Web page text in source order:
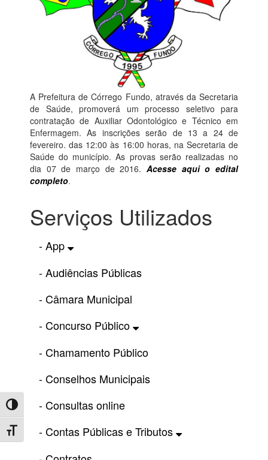
Toggle High Contrast
Toggle Font size
A Prefeitura de Córrego Fundo, através da Secretaria
de Saúde, promoverá um processo seletivo para
contratação de Auxiliar Odontológico e Técnico em
Enfermagem. As inscrições serão de 13 a 24 de
fevereiro. das 12:00 às 16:00 horas, na Secretaria de
Saúde do município. As provas serão realizadas no
dia 07 de março de 2016. Acesse aqui o edital
completo.
Serviços Utilizados
- App
- Audiências Públicas
- Câmara Municipal
- Concurso Público
- Chamamento Público
- Conselhos Municipais
- Consultas online
- Contas Públicas e Tributos